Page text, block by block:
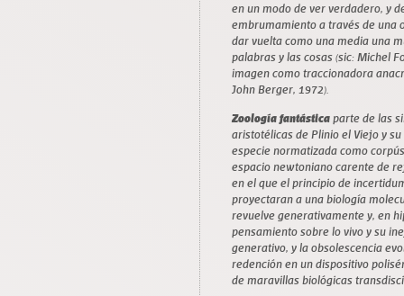
en un modo de ver verdadero, y
embrumamiento a través de una
dar vuelta como una media una
palabras y las cosas (sic: Michel
imagen como traccionadora
John Berger, 1972).
Zoología fantástica parte de las
aristotélicas de Plinio el Viejo y
especie normatizada como
espacio newtoniano carente de
en el que el principio de
proyectaran a una biología
revuelve generativamente y, en
pensamiento sobre lo vivo y su
generativo, y la obsolescencia
redención en un dispositivo
de maravillas biológicas